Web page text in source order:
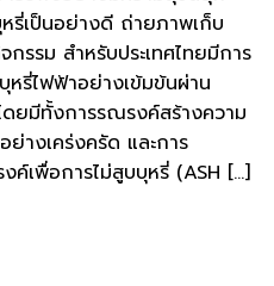
รี่เป็นอย่างดี ถ่ายภาพเก็บ
รรม สำหรับประเทศไทยมีการ
รี่ไฟฟ้าอย่างเข้มข้นผ่าน
ดยมีทั้งการรณรงค์สร้างความ
างเคร่งครัด และการ
ค์เพื่อการไม่สูบบุหรี่ (ASH […]